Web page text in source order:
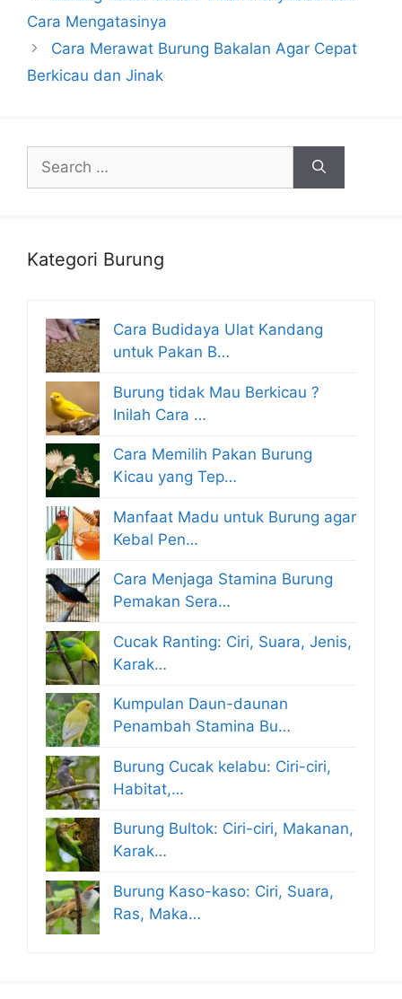
Cara Mengatasinya
Cara Merawat Burung Bakalan Agar Cepat
Berkicau dan Jinak
Search
for:
Kategori Burung
Cara Budidaya Ulat Kandang
untuk Pakan B…
Burung tidak Mau Berkicau ?
Inilah Cara …
Cara Memilih Pakan Burung
Kicau yang Tep…
Manfaat Madu untuk Burung agar
Kebal Pen…
Cara Menjaga Stamina Burung
Pemakan Sera…
Cucak Ranting: Ciri, Suara, Jenis,
Karak…
Kumpulan Daun-daunan
Penambah Stamina Bu…
Burung Cucak kelabu: Ciri-ciri,
Habitat,…
Burung Bultok: Ciri-ciri, Makanan,
Karak…
Burung Kaso-kaso: Ciri, Suara,
Ras, Maka…